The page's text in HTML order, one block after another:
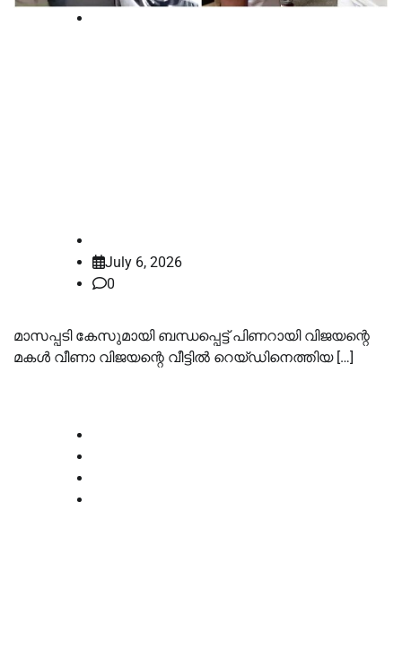
July 6, 2026
0
മാസപ്പടി കേസുമായി ബന്ധപ്പെട്ട് പിണറായി വിജയന്റെ
മകള്‍ വീണാ വിജയന്റെ വീട്ടില്‍ റെയ്ഡിനെത്തിയ […]